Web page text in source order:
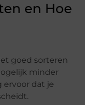
en Hoe
goed sorteren
minder
ervoor dat je